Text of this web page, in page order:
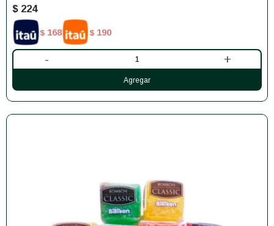
$ 224
$ 168 $ 190
- +